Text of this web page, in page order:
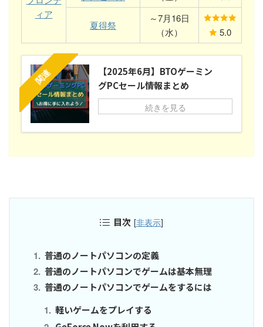
ィア
夏得祭
～7月16日
（水）
5.0
関連
【2025年6月】BTOゲーミン
グPCセール情報まとめ
続きを見る
目次 [非表示]
普通のノートパソコンの定義
普通のノートパソコンでゲームは基本無理
普通のノートパソコンでゲームをするには
軽いゲームをプレイする